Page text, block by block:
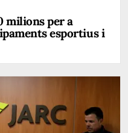
milions per a
esportius i